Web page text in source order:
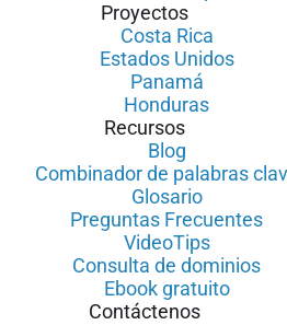
Proyectos
Costa Rica
Estados Unidos
Panamá
Honduras
Recursos
Blog
Combinador de palabras
Glosario
Preguntas Frecuentes
VideoTips
Consulta de dominios
Ebook gratuito
Contáctenos